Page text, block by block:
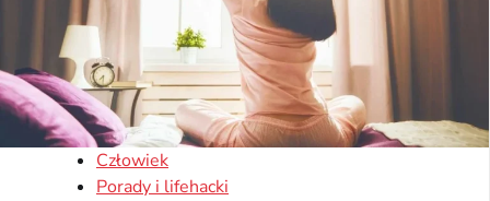
Człowiek
Porady i lifehacki